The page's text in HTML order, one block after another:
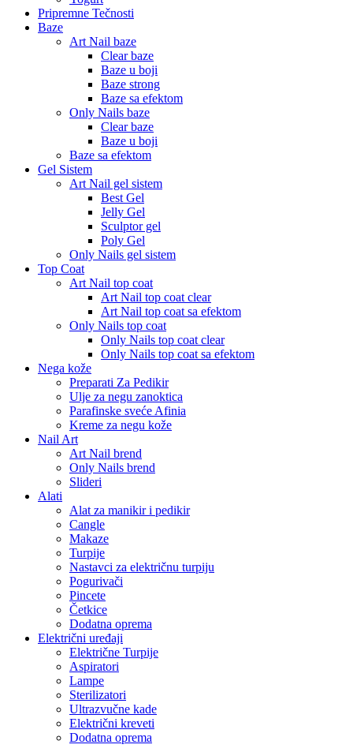
Pripremne Tečnosti
Baze
Art Nail baze
Clear baze
Baze u boji
Baze strong
Baze sa efektom
Only Nails baze
Clear baze
Baze u boji
Baze sa efektom
Gel Sistem
Art Nail gel sistem
Best Gel
Jelly Gel
Sculptor gel
Poly Gel
Only Nails gel sistem
Top Coat
Art Nail top coat
Art Nail top coat clear
Art Nail top coat sa efektom
Only Nails top coat
Only Nails top coat clear
Only Nails top coat sa efektom
Nega kože
Preparati Za Pedikir
Ulje za negu zanoktica
Parafinske sveće Afinia
Kreme za negu kože
Nail Art
Art Nail brend
Only Nails brend
Slideri
Alati
Alat za manikir i pedikir
Cangle
Makaze
Turpije
Nastavci za električnu turpiju
Pogurivači
Pincete
Četkice
Dodatna oprema
Električni uređaji
Električne Turpije
Aspiratori
Lampe
Sterilizatori
Ultrazvučne kade
Električni kreveti
Dodatna oprema